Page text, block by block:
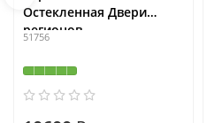
Остекленная Двери
регионов
51756